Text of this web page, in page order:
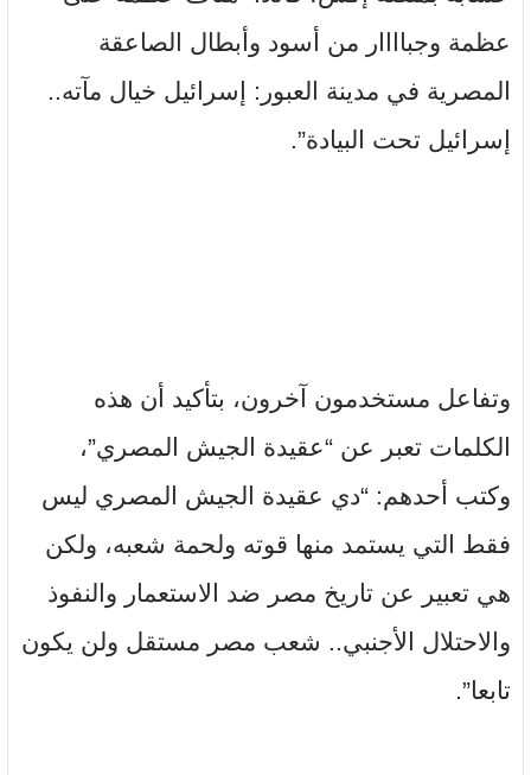
عظمة وجباااار من أسود وأبطال الصاعقة
المصرية في مدينة العبور: إسرائيل خيال مآته..
إسرائيل تحت البيادة”.
وتفاعل مستخدمون آخرون، بتأكيد أن هذه
الكلمات تعبر عن “عقيدة الجيش المصري”،
وكتب أحدهم: “دي عقيدة الجيش المصري ليس
فقط التي يستمد منها قوته ولحمة شعبه، ولكن
هي تعبير عن تاريخ مصر ضد الاستعمار والنفوذ
والاحتلال الأجنبي.. شعب مصر مستقل ولن يكون
تابعا”.